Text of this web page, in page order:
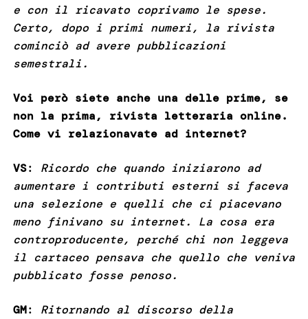
e con il ricavato coprivamo le spese.
Certo, dopo i primi numeri, la rivista
cominciò ad avere pubblicazioni
semestrali.
Voi però siete anche una delle prime, se
non la prima, rivista letteraria online.
Come vi relazionavate ad internet?
VS: Ricordo che quando iniziarono ad
aumentare i contributi esterni si faceva
una selezione e quelli che ci piacevano
meno finivano su internet. La cosa era
controproducente, perché chi non leggeva
il cartaceo pensava che quello che veniva
pubblicato fosse penoso.
GM: Ritornando al discorso della